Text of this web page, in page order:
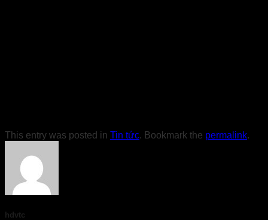
This entry was posted in Tin tức. Bookmark the permalink.
hdvtc